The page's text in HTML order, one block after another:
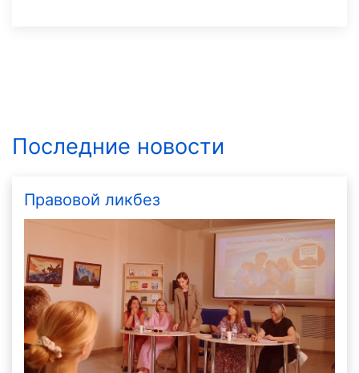
Последние новости
Правовой ликбез